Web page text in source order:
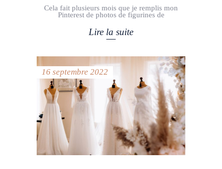
Cela fait plusieurs mois que je remplis mon
Pinterest de photos de figurines de
Lire la suite
16 septembre 2022